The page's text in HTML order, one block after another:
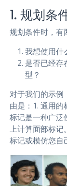
1. 规划条
规划条件时，有
我想使用什
是否已经存
型？
对于我们的示例
由是：1. 通用
标记是一种广泛
上计算面部标
标记或模仿您自